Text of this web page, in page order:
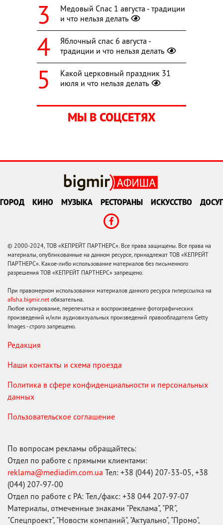
Медовый Спас 1 августа - традиции
и что нельзя делать
Яблочный спас 6 августа -
традиции и что нельзя делать
Какой церковный праздник 31
июля и что нельзя делать
МЫ В СОЦСЕТЯХ
ГОРОД КИНО МУЗЫКА РЕСТОРАНЫ ИСКУССТВО ДОСУГ
© 2000-2024, ТОВ «КЕПРЕЙТ ПАРТНЕРС». Все права защищены. Все права на
материалы, опубликованные на данном ресурсе, принадлежат ТОВ «КЕПРЕЙТ
ПАРТНЕРС». Какое-либо использование материалов без письменного
разрешения ТОВ «КЕПРЕЙТ ПАРТНЕРС» запрещено.
При правомерном использовании материалов данного ресурса гиперссылка на
afisha.bigmir.net обязательна.
Любое копирование, перепечатка и воспроизведение фотографических
произведений и/или аудиовизуальных произведений правообладателя Getty
Images - строго запрещено.
Редакция
Наши контакты и схема проезда
Политика в сфере конфиденциальности и персональных
данных
Пользовательское соглашение
По вопросам рекламы обращайтесь:
Отдел по работе с прямыми клиентами:
reklama@mediadim.com.ua Тел: +38 (044) 207-33-05, +38
(044) 207-97-00
Отдел по работе с РА: Тел./факс: +38 044 207-97-07
Материалы, отмеченные знаками "Реклама", "PR",
"Спецпроект", "Новости компаний", "Актуально", "Промо",